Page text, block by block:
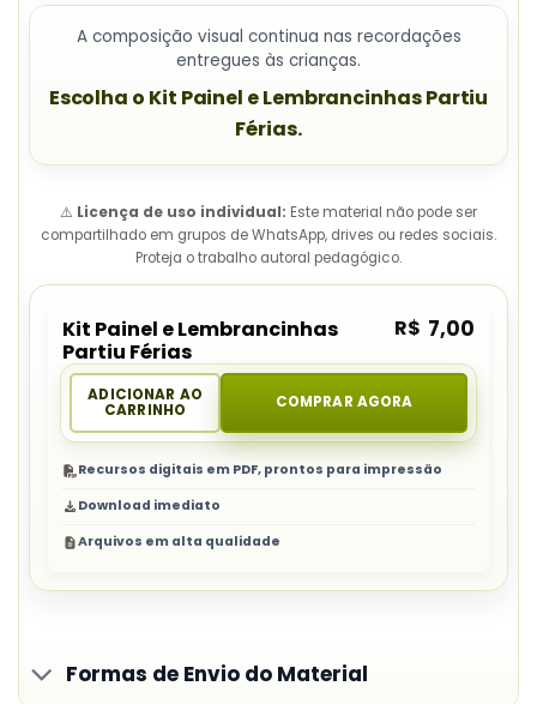
A composição visual continua nas recordações
entregues às crianças.
Escolha o Kit Painel e Lembrancinhas Partiu
Férias.
⚠️ Licença de uso individual: Este material não pode ser
compartilhado em grupos de WhatsApp, drives ou redes sociais.
Proteja o trabalho autoral pedagógico.
Kit Painel e Lembrancinhas
Partiu Férias
R$ 7,00
ADICIONAR AO
CARRINHO
COMPRAR AGORA
Recursos digitais em PDF, prontos para impressão
Download imediato
Arquivos em alta qualidade
Formas de Envio do Material